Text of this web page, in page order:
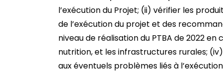
l’exécution du Projet; (ii) vérifier les
de l’exécution du projet et des
niveau de réalisation du PTBA de 2022
nutrition, et les infrastructures rurales;
aux éventuels problèmes liés à